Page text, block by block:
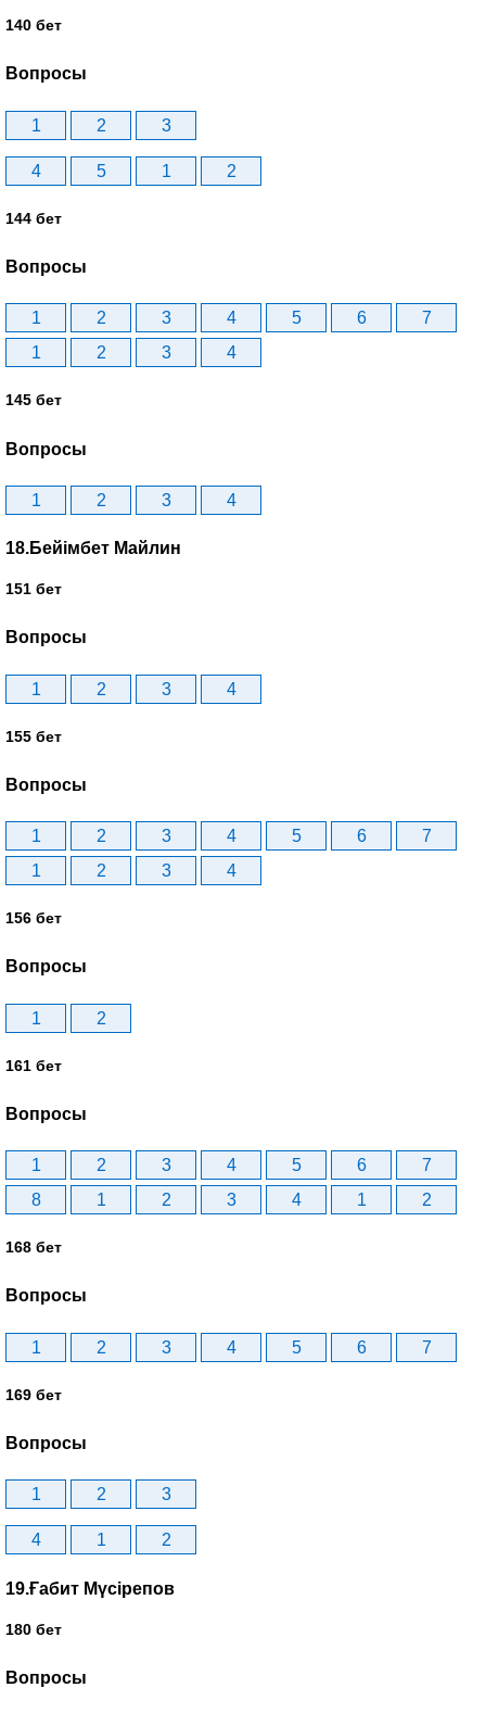
140 бет
Вопросы
1 2 3
4 5 1 2
144 бет
Вопросы
1 2 3 4 5 6
7
1
2 3 4
145 бет
Вопросы
1 2 3 4
18.Бейімбет Майлин
151 бет
Вопросы
1 2 3 4
155 бет
Вопросы
1 2 3 4 5 6
7
1
2 3 4
156 бет
Вопросы
1 2
161 бет
Вопросы
1 2 3 4 5 6
7
8
1 2 3 4 1 2
168 бет
Вопросы
1 2 3 4 5 6 7
169 бет
Вопросы
1 2 3
4 1 2
19.Ғабит Мүсірепов
180 бет
Вопросы